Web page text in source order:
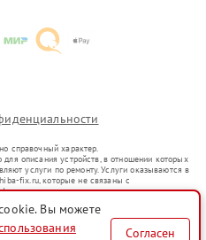
справочный характер.
описания устройств, в отношении которых
услуги по ремонту. Услуги оказываются в
fix.ru, которые не связаны с
представителями.
в гражданский оборот в соответствии
цели индивидуализации услуг или введения
о предоставляемых услугах по
Вы можете
Согласен